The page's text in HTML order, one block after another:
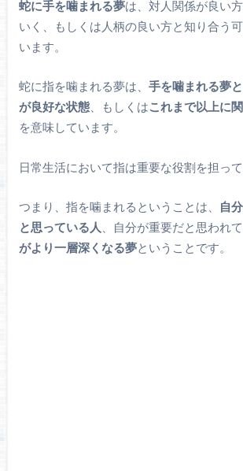
蛇に手を噛まれる夢は、対人関係が良い
いく、もしくは人柄の良い方と知り合う
います。
蛇に指を噛まれる夢は、 手を噛まれる夢
が良好な状態、もしくはこれまで以上に
を意味しています。
日常生活において指は重要な役割を担って
つまり、指を噛まれるということは、
自
と思っている人 、自分が重要だと思われ
がより一層深くなる夢ということです。